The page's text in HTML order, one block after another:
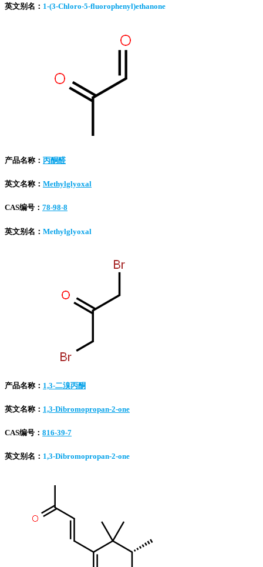
英文别名： 1-(3-Chloro-5-fluorophenyl)ethanone
产品名称： 丙酮醛
英文名称： Methylglyoxal
CAS编号： 78-98-8
英文别名： Methylglyoxal
产品名称： 1,3-二溴丙酮
英文名称： 1,3-Dibromopropan-2-one
CAS编号： 816-39-7
英文别名： 1,3-Dibromopropan-2-one